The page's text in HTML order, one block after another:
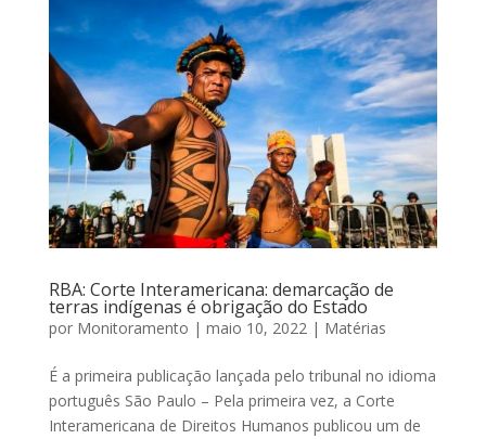
RBA: Corte Interamericana: demarcação de
terras indígenas é obrigação do Estado
por Monitoramento | maio 10, 2022| Matérias
É a primeira publicação lançada pelo tribunal no idioma
português São Paulo – Pela primeira vez, a Corte
Interamericana de Direitos Humanos publicou um de